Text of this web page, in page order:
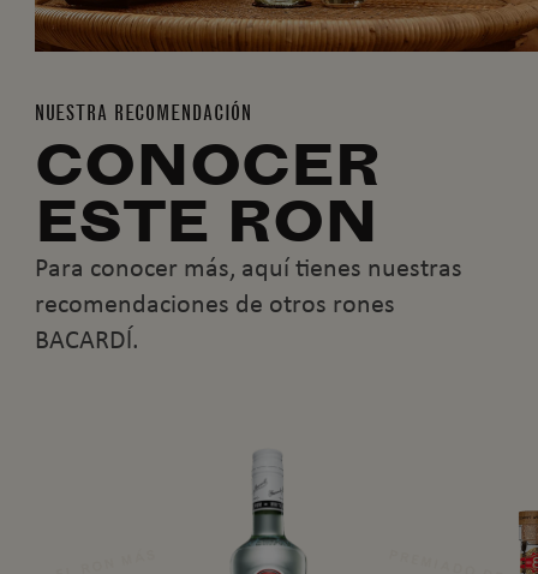
NUESTRA RECOMENDACIÓN
CONOCER
ESTE RON
Para conocer más, aquí tienes nuestras
recomendaciones de otros rones
BACARDĺ.